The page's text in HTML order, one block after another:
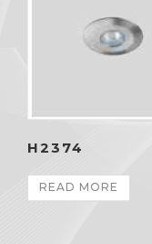
H2374
READ MORE